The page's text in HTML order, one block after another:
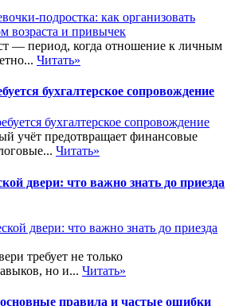
— период, когда отношение к личным
Читать»
бухгалтерское сопровождение
учёт предотвращает финансовые
Читать»
двери: что важно знать до приезда
требует не только
но и... Читать»
правила и частые ошибки